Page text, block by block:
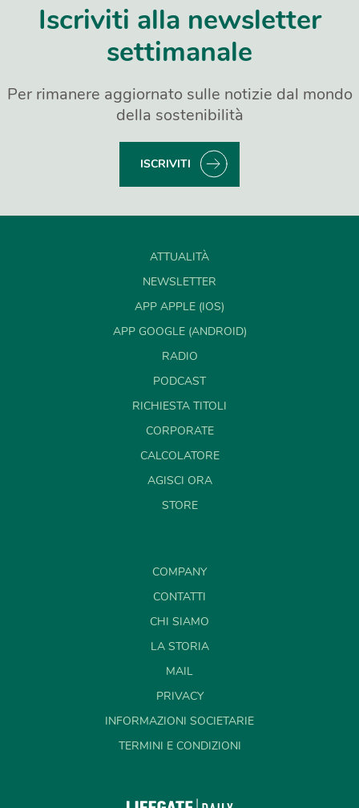
Iscriviti alla newsletter
settimanale
Per rimanere aggiornato sulle notizie dal mondo
della sostenibilità
ISCRIVITI
ATTUALITÀ
NEWSLETTER
APP APPLE (IOS)
APP GOOGLE (ANDROID)
RADIO
PODCAST
RICHIESTA TITOLI
CORPORATE
CALCOLATORE
AGISCI ORA
STORE
COMPANY
CONTATTI
CHI SIAMO
LA STORIA
MAIL
PRIVACY
INFORMAZIONI SOCIETARIE
TERMINI E CONDIZIONI